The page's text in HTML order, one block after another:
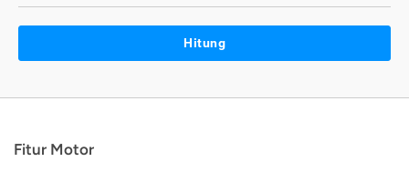
Hitung
Fitur Motor